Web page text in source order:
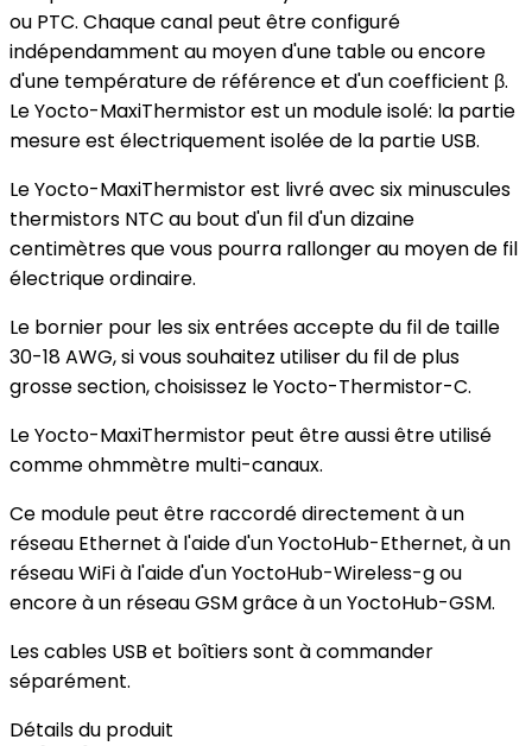
ou PTC. Chaque canal peut être configuré
indépendamment au moyen d'une table ou encore
d'une température de référence et d'un coefficient β.
Le Yocto-MaxiThermistor est un module isolé: la partie
mesure est électriquement isolée de la partie USB.
Le Yocto-MaxiThermistor est livré avec six minuscules
thermistors NTC au bout d'un fil d'un dizaine
centimètres que vous pourra rallonger au moyen de fil
électrique ordinaire.
Le bornier pour les six entrées accepte du fil de taille
30-18 AWG, si vous souhaitez utiliser du fil de plus
grosse section, choisissez le Yocto-Thermistor-C.
Le Yocto-MaxiThermistor peut être aussi être utilisé
comme ohmmètre multi-canaux.
Ce module peut être raccordé directement à un
réseau Ethernet à l'aide d'un YoctoHub-Ethernet, à un
réseau WiFi à l'aide d'un YoctoHub-Wireless-g ou
encore à un réseau GSM grâce à un YoctoHub-GSM.
Les cables USB et boîtiers sont à commander
séparément.
Détails du produit